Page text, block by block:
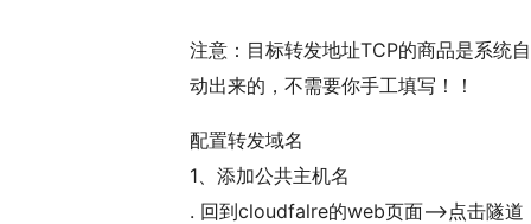
注意：目标转发地址TCP的商品是系统自
动出来的，不需要你手工填写！！
配置转发域名
1、添加公共主机名
. 回到cloudfalre的web页面——>点击隧道